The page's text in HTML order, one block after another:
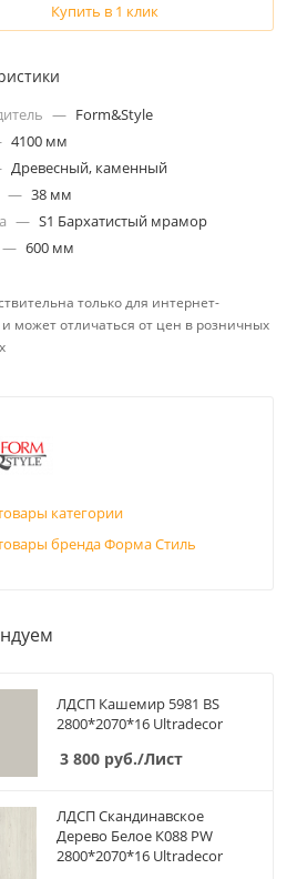
Купить в 1 клик
— Form&Style
4100 мм
Древесный, каменный
— 38 мм
— S1 Бархатистый мрамор
— 600 мм
только для интернет-
может отличаться от цен в розничных
категории
бренда Форма Стиль
ЛДСП Кашемир 5981 BS
2800*2070*16 Ultradecor
3 800 руб./Лист
ЛДСП Скандинавское
Дерево Белое К088 PW
2800*2070*16 Ultradecor